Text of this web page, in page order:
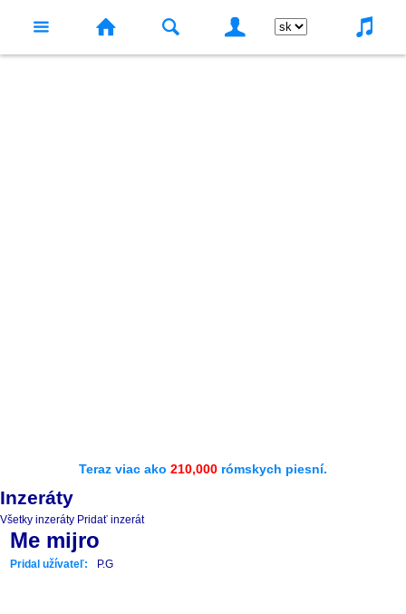
Teraz viac ako 210,000 rómskych piesní.
Inzeráty
Všetky inzeráty Pridať inzerát
Me mijro
Pridal užívateľ: P.G